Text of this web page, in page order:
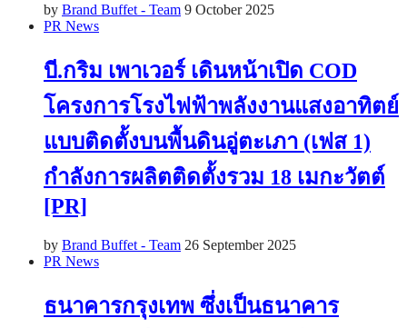
by Brand Buffet - Team 9 October 2025
PR News
บี.กริม เพาเวอร์ เดินหน้าเปิด COD
โครงการโรงไฟฟ้าพลังงานแสงอาทิตย์
แบบติดตั้งบนพื้นดินอู่ตะเภา (เฟส 1)
กำลังการผลิตติดตั้งรวม 18 เมกะวัตต์
[PR]
by Brand Buffet - Team 26 September 2025
PR News
ธนาคารกรุงเทพ ซึ่งเป็นธนาคาร